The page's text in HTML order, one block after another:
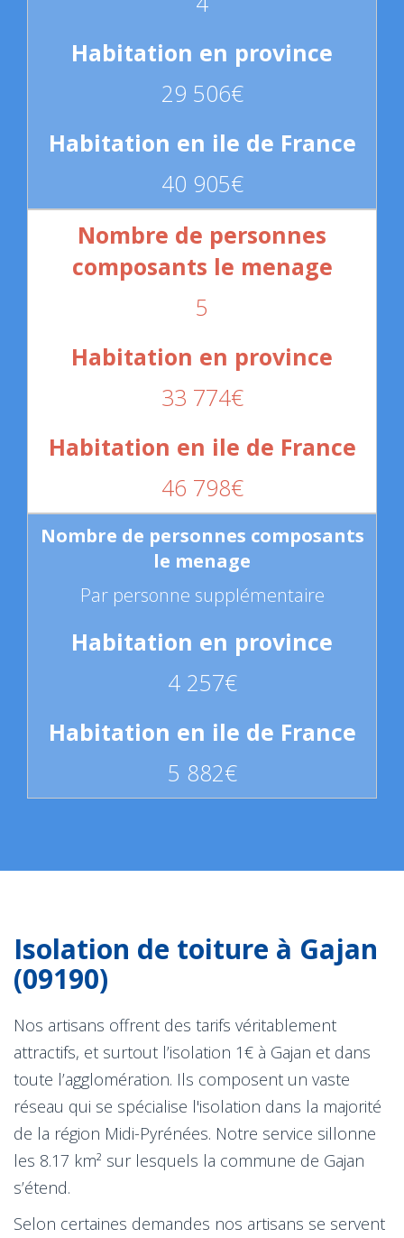
29 506€
40 905€
5
33 774€
46 798€
Par personne supplémentaire
4 257€
5 882€
Isolation de toiture à Gajan
(09190)
Nos artisans offrent des tarifs véritablement
attractifs, et surtout l’isolation 1€ à Gajan et dans
toute l’agglomération. Ils composent un vaste
réseau qui se spécialise l'isolation dans la majorité
de la région Midi-Pyrénées. Notre service sillonne
les 8.17 km² sur lesquels la commune de Gajan
s’étend.
Selon certaines demandes nos artisans se servent